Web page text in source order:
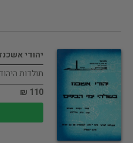
יהודי
תולדות
110 ₪